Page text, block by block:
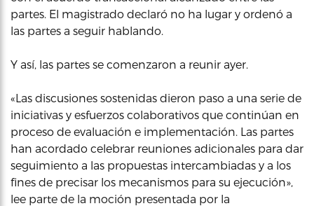
partes. El magistrado declaró no ha lugar y ordenó a
las partes a seguir hablando.
Y así, las partes se comenzaron a reunir ayer.
«Las discusiones sostenidas dieron paso a una serie de
iniciativas y esfuerzos colaborativos que continúan en
proceso de evaluación e implementación. Las partes
han acordado celebrar reuniones adicionales para dar
seguimiento a las propuestas intercambiadas y a los
fines de precisar los mecanismos para su ejecución»,
lee parte de la moción presentada por la